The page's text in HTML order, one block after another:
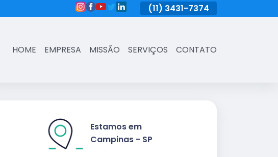
3431-7374 (11) 3431-7374
HOME EMPRESA MISSÃO SERVIÇOS CONTATO
Estamos em
Campinas - SP